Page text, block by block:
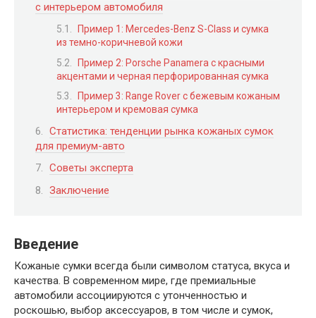
с интерьером автомобиля
Пример 1: Mercedes-Benz S-Class и сумка
из темно-коричневой кожи
Пример 2: Porsche Panamera с красными
акцентами и черная перфорированная сумка
Пример 3: Range Rover с бежевым кожаным
интерьером и кремовая сумка
Статистика: тенденции рынка кожаных сумок
для премиум-авто
Советы эксперта
Заключение
Введение
Кожаные сумки всегда были символом статуса, вкуса и
качества. В современном мире, где премиальные
автомобили ассоциируются с утонченностью и
роскошью, выбор аксессуаров, в том числе и сумок,